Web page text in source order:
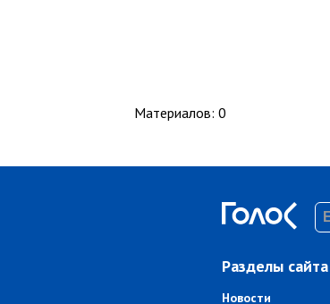
Материалов: 0
Разделы сайта
Новости